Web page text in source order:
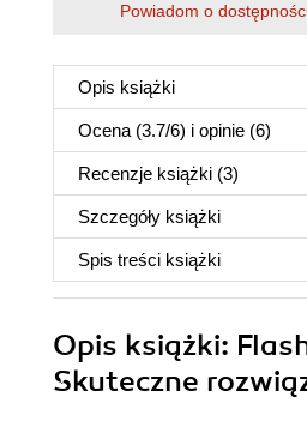
Powiadom o
Opis książki
Ocena (3.7/6) i opinie (6)
Recenzje książki (3)
Szczegóły książki
Spis treści książki
Opis książki:
Skuteczne